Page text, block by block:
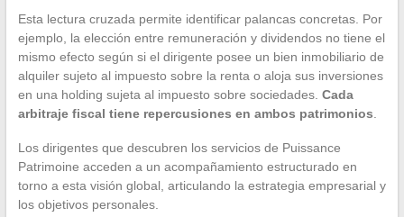
Esta lectura cruzada permite identificar palancas concretas. Por
ejemplo, la elección entre remuneración y dividendos no tiene el
mismo efecto según si el dirigente posee un bien inmobiliario de
alquiler sujeto al impuesto sobre la renta o aloja sus inversiones
en una holding sujeta al impuesto sobre sociedades. Cada
arbitraje fiscal tiene repercusiones en ambos patrimonios
Los dirigentes que descubren los servicios de Puissance
Patrimoine acceden a un acompañamiento estructurado en
torno a esta visión global, articulando la estrategia empresarial y
los objetivos personales.